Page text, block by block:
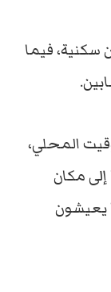
سكنية، فيما
فجرا بالتوقيت المحلي،
مكان
يعيشون